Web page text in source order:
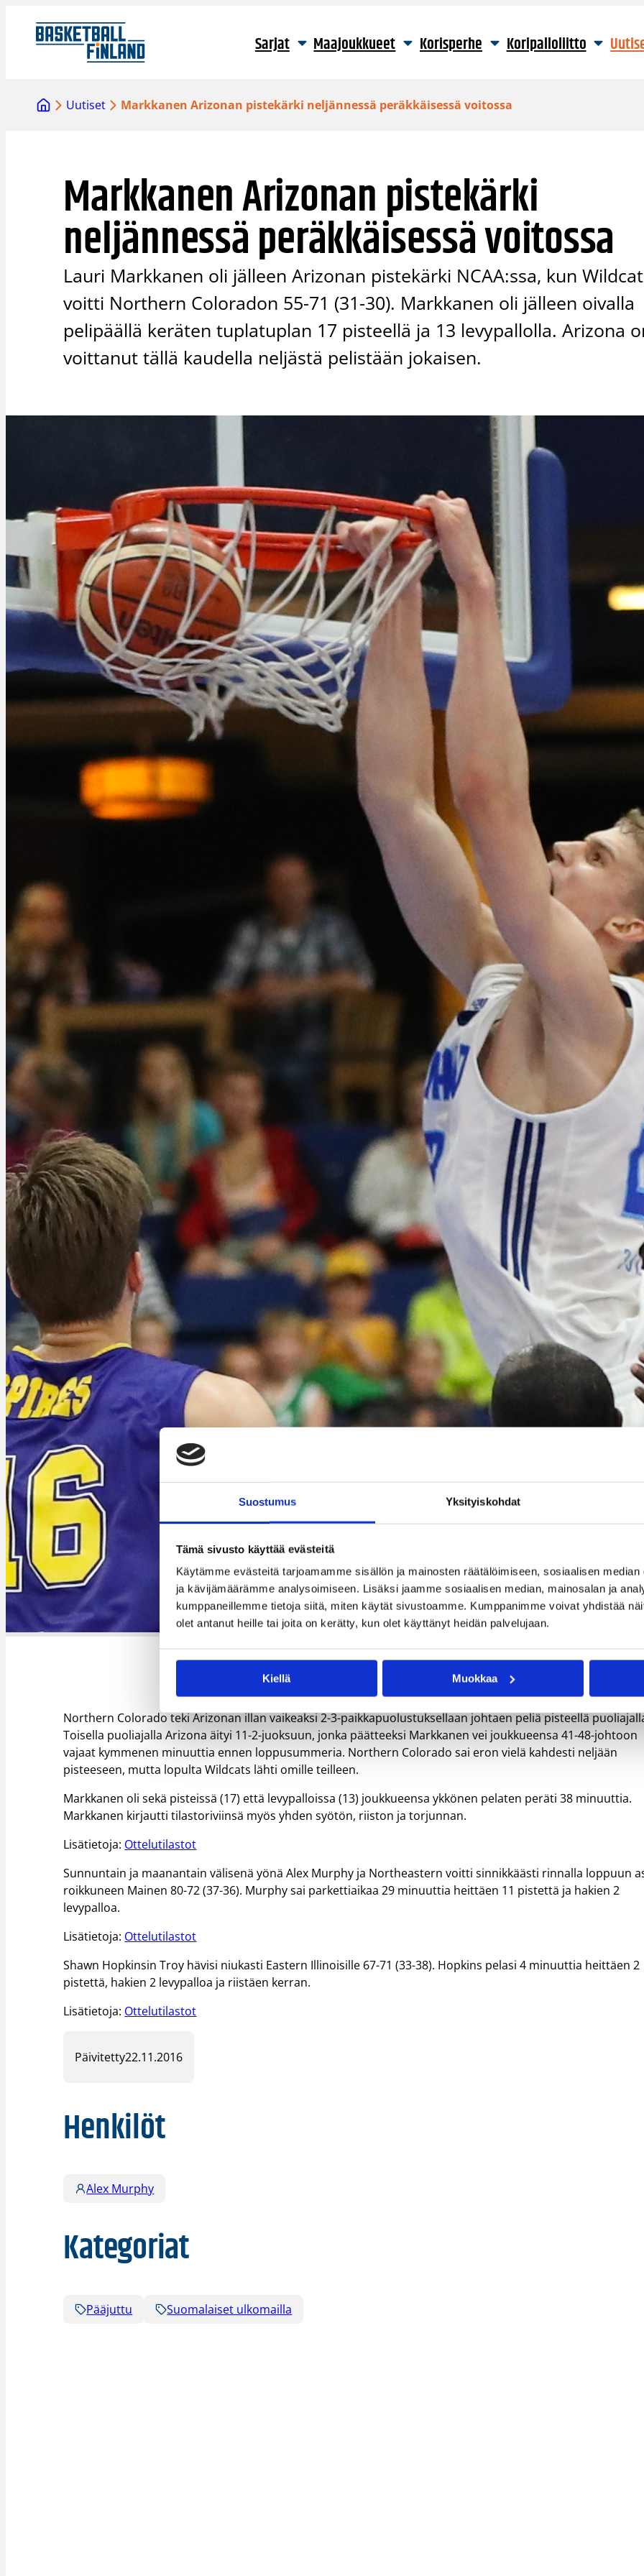
Suostumus Yksityiskohdat
Tämä sivusto käyttää evästeitä
Käytämme evästeitä tarjoamamme sisällön ja mainosten räätälöimiseen, sosiaalisen
ja kävijämäärämme analysoimiseen. Lisäksi jaamme sosiaalisen median, mainosalan ja
kumppaneillemme tietoja siitä, miten käytät sivustoamme. Kumppanimme voivat yhdistää
olet antanut heille tai joita on kerätty, kun olet käyttänyt heidän palvelujaan.
Kiellä Muokkaa
sisältöön
Sarjat Maajoukkueet Korisperhe Koripalloliitto
Uutiset Markkanen Arizonan pistekärki neljännessä peräkkäisessä voitossa
Markkanen Arizonan pistekärki
neljännessä peräkkäisessä voitossa
Lauri Markkanen oli jälleen Arizonan pistekärki NCAA:ssa, kun
voitti Northern Coloradon 55-71 (31-30). Markkanen oli jälleen oivalla
pelipäällä keräten tuplatuplan 17 pisteellä ja 13 levypallolla. Arizona
voittanut tällä kaudella neljästä pelistään jokaisen.
Lauri Markkasen Arizona voitti ylivoimaisesti Idahon harjoitusottelussa. Kuva:
Northern Colorado teki Arizonan illan vaikeaksi 2-3-paikkapuolustuksellaan johtaen peliä pisteellä
Toisella puoliajalla Arizona äityi 11-2-juoksuun, jonka päätteeksi Markkanen vei joukkueensa 41-48-johtoon
vajaat kymmenen minuuttia ennen loppusummeria. Northern Colorado sai eron vielä kahdesti neljään
pisteeseen, mutta lopulta Wildcats lähti omille teilleen.
Markkanen oli sekä pisteissä (17) että levypalloissa (13) joukkueensa ykkönen pelaten peräti 38 minuuttia.
Markkanen kirjautti tilastoriviinsä myös yhden syötön, riiston ja torjunnan.
Lisätietoja: Ottelutilastot
Sunnuntain ja maanantain välisenä yönä Alex Murphy ja Northeastern voitti sinnikkäästi rinnalla loppuun
roikkuneen Mainen 80-72 (37-36). Murphy sai parkettiaikaa 29 minuuttia heittäen 11 pistettä ja hakien 2
levypalloa.
Lisätietoja: Ottelutilastot
Shawn Hopkinsin Troy hävisi niukasti Eastern Illinoisille 67-71 (33-38). Hopkins pelasi 4 minuuttia heittäen 2
pistettä, hakien 2 levypalloa ja riistäen kerran.
Lisätietoja: Ottelutilastot
Päivitetty22.11.2016
Henkilöt
Alex Murphy
Kategoriat
Pääjuttu Suomalaiset ulkomailla